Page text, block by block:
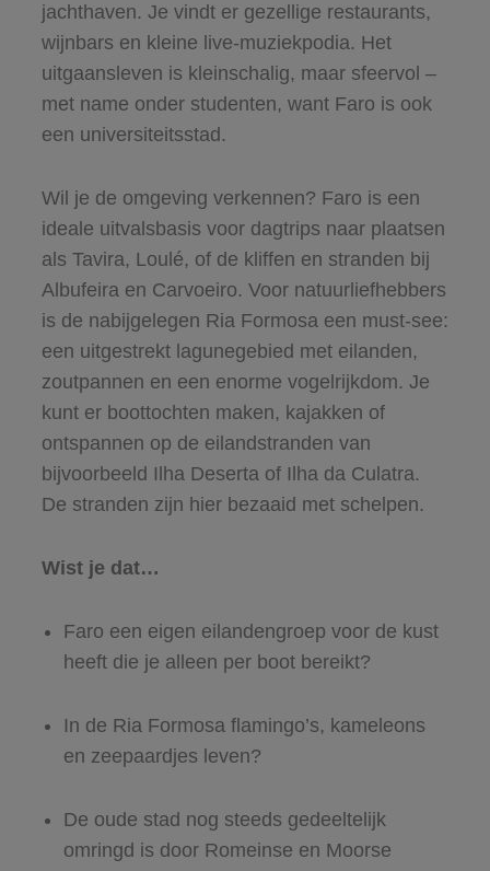
jachthaven. Je vindt er gezellige restaurants,
wijnbars en kleine live-muziekpodia. Het
uitgaansleven is kleinschalig, maar sfeervol –
met name onder studenten, want Faro is ook
een universiteitsstad.
Wil je de omgeving verkennen? Faro is een
ideale uitvalsbasis voor dagtrips naar plaatsen
als Tavira, Loulé, of de kliffen en stranden bij
Albufeira en Carvoeiro. Voor natuurliefhebbers
is de nabijgelegen Ria Formosa een must-see:
een uitgestrekt lagunegebied met eilanden,
zoutpannen en een enorme vogelrijkdom. Je
kunt er boottochten maken, kajakken of
ontspannen op de eilandstranden van
bijvoorbeeld Ilha Deserta of Ilha da Culatra.
De stranden zijn hier bezaaid met schelpen.
Wist je dat…
Faro een eigen eilandengroep voor de kust
heeft die je alleen per boot bereikt?
In de Ria Formosa flamingo’s, kameleons
en zeepaardjes leven?
De oude stad nog steeds gedeeltelijk
omringd is door Romeinse en Moorse